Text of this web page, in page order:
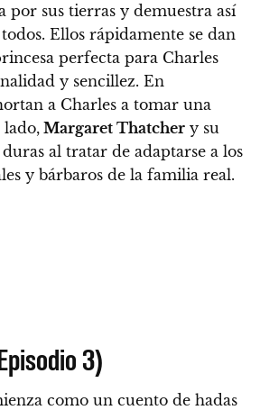
por sus tierras y demuestra así
Ellos rápidamente se dan
perfecta para Charles
y sencillez. En
a Charles a tomar una
Margaret Thatcher y su
al tratar de adaptarse a los
y bárbaros de la familia real.
3)
como un cuento de hadas